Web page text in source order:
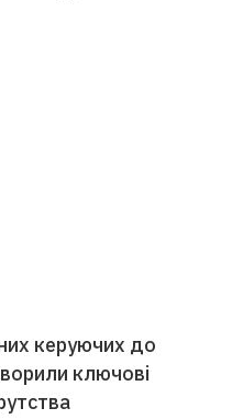
керуючих до
ключові